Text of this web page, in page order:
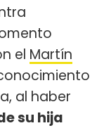
el Martín
al haber
su hija